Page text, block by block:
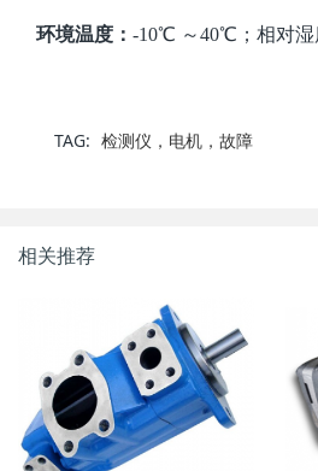
环境温度： -10℃ ～40℃；相对湿
TAG: 检测仪，电机，故障
相关推荐